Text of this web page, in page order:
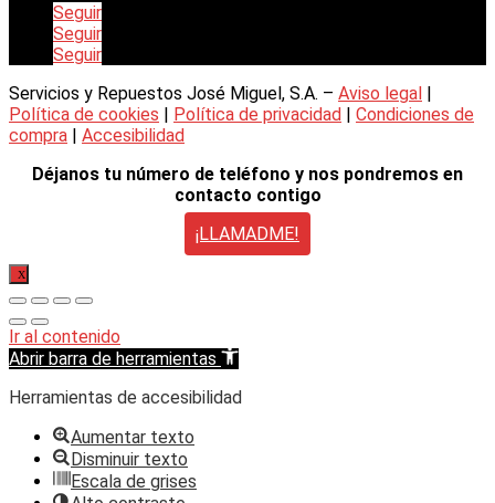
Seguir
Seguir
Seguir
Servicios y Repuestos José Miguel, S.A. – Aviso legal |
Política de cookies | Política de privacidad | Condiciones de
compra | Accesibilidad
Déjanos tu número de teléfono y nos pondremos en
contacto contigo
¡LLAMADME!
X
Ir al contenido
Abrir barra de herramientas
Herramientas de accesibilidad
Aumentar texto
Disminuir texto
Escala de grises